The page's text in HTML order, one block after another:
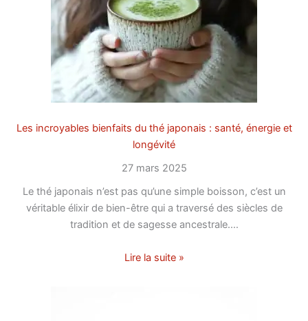
Les incroyables bienfaits du thé japonais : santé, énergie et
longévité
27 mars 2025
Le thé japonais n’est pas qu’une simple boisson, c’est un
véritable élixir de bien-être qui a traversé des siècles de
tradition et de sagesse ancestrale.…
Lire la suite »